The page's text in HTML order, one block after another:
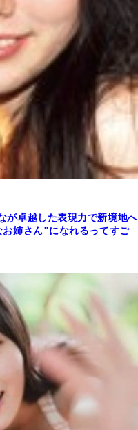
が卓越した表現力で新境地へ
お姉さん"になれるってすご